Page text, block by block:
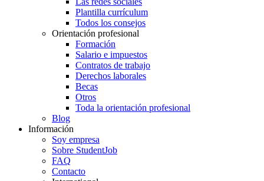
Plantilla currículum
Todos los consejos
Orientación profesional
Formación
Salario e impuestos
Contratos de trabajo
Derechos laborales
Becas
Otros
Toda la orientación profesional
Blog
Información
Soy empresa
Sobre StudentJob
FAQ
Contacto